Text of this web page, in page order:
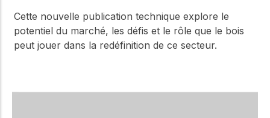
Cette nouvelle publication technique explore le
potentiel du marché, les défis et le rôle que le bois
peut jouer dans la redéfinition de ce secteur.